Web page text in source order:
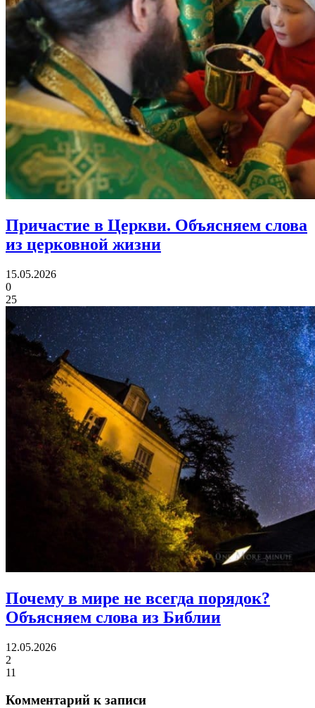
Причастие в Церкви. Объясняем слова
из церковной жизни
15.05.2026
0
25
Почему в мире не всегда порядок?
Объясняем слова из Библии
12.05.2026
2
11
Комментарий к записи